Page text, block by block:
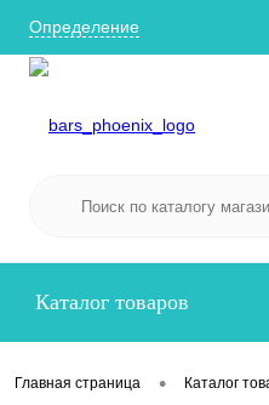
Определение
Каталог товаров
Главная страница • Каталог